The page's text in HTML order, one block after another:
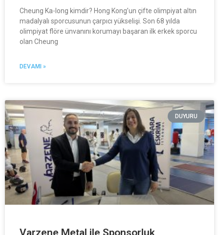
Cheung Ka-long kimdir? Hong Kong’un çifte olimpiyat altın
madalyalı sporcusunun çarpıcı yükselişi. Son 68 yılda
olimpiyat flöre ünvanını korumayı başaran ilk erkek sporcu
olan Cheung
DEVAMI »
DUYURU
Varzene Metal ile Sponsorluk